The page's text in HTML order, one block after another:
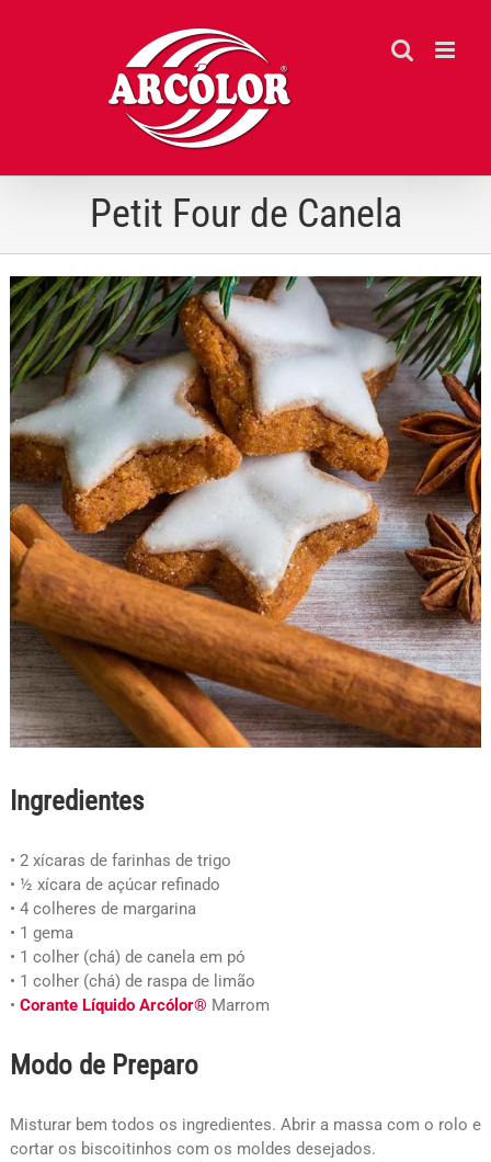
Petit Four de Canela
Ingredientes
• 2 xícaras de farinhas de trigo
• ½ xícara de açúcar refinado
• 4 colheres de margarina
• 1 gema
• 1 colher (chá) de canela em pó
• 1 colher (chá) de raspa de limão
• Corante Líquido Arcólor® Marrom
Modo de Preparo
Misturar bem todos os ingredientes. Abrir a massa com o rolo e
cortar os biscoitinhos com os moldes desejados.